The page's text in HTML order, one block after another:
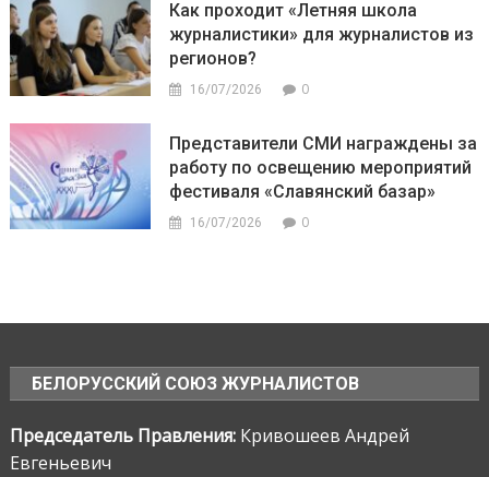
Как проходит «Летняя школа
журналистики» для журналистов из
регионов?
16/07/2026 0
Представители СМИ награждены за
работу по освещению мероприятий
фестиваля «Славянский базар»
16/07/2026 0
БЕЛОРУССКИЙ СОЮЗ ЖУРНАЛИСТОВ
Председатель Правления: Кривошеев Андрей
Евгеньевич